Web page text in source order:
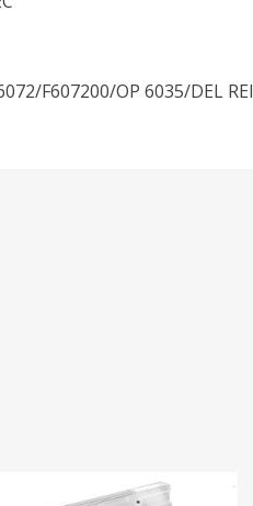
F607200/OP 6035/DEL REI